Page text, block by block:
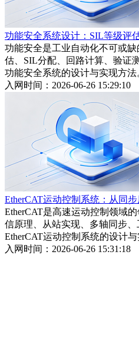
功能安全系统设计：SIL等级评
功能安全是工业自动化不可或
估、SIL分配、回路计算、验证
功能安全系统的设计与实现方法
入网时间：2026-06-26 15:29:10
EtherCAT运动控制系统：从同
EtherCAT是高速运动控制领域
信原理、从站实现、多轴同步
EtherCAT运动控制系统的设计与
入网时间：2026-06-26 15:31:18